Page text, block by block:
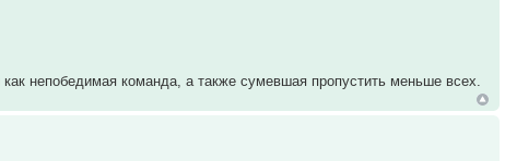
непобедимая команда, а также сумевшая пропустить меньше всех.